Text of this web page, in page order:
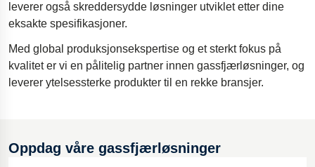
Trådringer
Trekkende gassfjærer
Skivefjærer
Stansede deler
Casestudier
Fjærer til lastebilfjæring med høy
Ergonomiske kamerarigger
Gymgulv for turn
Legal Notice
Content Disclaimer
Kvalitet
leverer også skreddersydde løsninger utviklet etter dine
eksakte spesifikasjoner.
Med global produksjonsekspertise og et sterkt fokus på
kvalitet er vi en pålitelig partner innen gassfjærløsninger, og
leverer ytelsessterke produkter til en rekke bransjer.
Oppdag våre gassfjærløsninger